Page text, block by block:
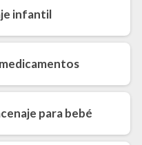
infantil
para bebé